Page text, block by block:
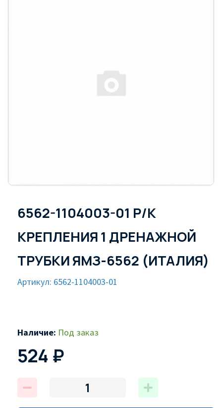
6562-1104003-01 Р/К
КРЕПЛЕНИЯ 1 ДРЕНАЖНОЙ
ТРУБКИ ЯМЗ-6562 (ИТАЛИЯ)
Артикул: 6562-1104003-01
Наличие: Под заказ
524 ₽